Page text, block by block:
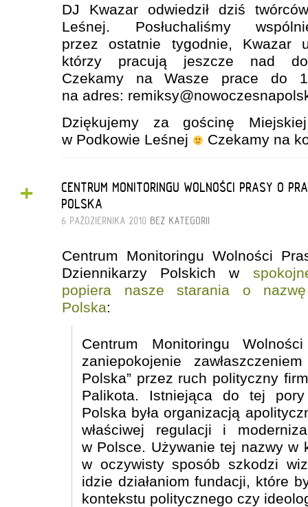
DJ Kwazar odwiedził dziś
Leśnej. Posłuchaliśmy
przez ostatnie tygodnie, Kwazar
którzy pracują jeszcze nad
Czekamy na Wasze prace do
na adres:
Dziękujemy za gościnę
w Podkowie Leśnej
Czekamy na
+
CENTRUM MONITORINGU WOLNOŚCI PRASY O
POLSKA
6 PAŹDZIERNIKA 2010 BEZ KATEGORII
Centrum Monitoringu Wolności
Dziennikarzy Polskich w
popiera nasze starania o
Polska:
Centrum Monitoringu
zaniepokojenie
Polska” przez ruch polityczny
Palikota. Istniejąca do tej pory
Polska była organizacją
właściwej regulacji i
w Polsce. Używanie tej nazwy w
w oczywisty sposób szkodzi
idzie działaniom fundacji, które
kontekstu politycznego czy